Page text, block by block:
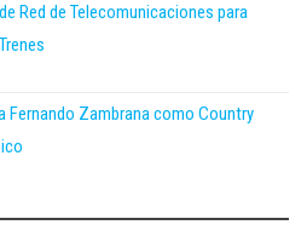
Red de Telecomunicaciones para
Fernando Zambrana como Country